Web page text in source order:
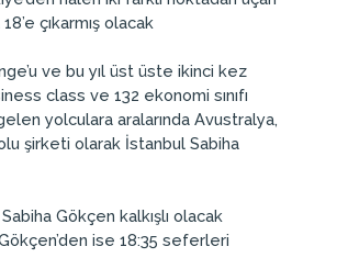
çıkarmış olacak
ve bu yıl üst üste ikinci kez
class ve 132 ekonomi sınıfı
yolculara aralarında Avustralya,
şirketi olarak İstanbul Sabiha
Gökçen kalkışlı olacak
ise 18:35 seferleri